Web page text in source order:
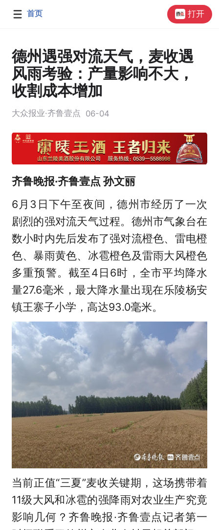
首页 打开
德州遇强对流天气，麦收遇
风雨考验：产量影响不大，
收割成本增加
大众报业·齐鲁壹点 06-04
齐鲁晚报·齐鲁壹点 孙文丽
6月3日下午至夜间，德州市经历了一次
剧烈的强对流天气过程。德州市气象台在
数小时内先后发布了强对流橙色、雷电橙
色、暴雨黄色、冰雹橙色及雷雨大风橙色
多重预警。截至4日6时，全市平均降水
量27.6毫米，最大降水量出现在乐陵杨安
镇王寨子小学，高达93.0毫米。
当前正值“三夏”麦收关键期，这场携带着
11级大风和冰雹的强降雨对农业生产究竟
影响几何？齐鲁晚报·齐鲁壹点记者第一